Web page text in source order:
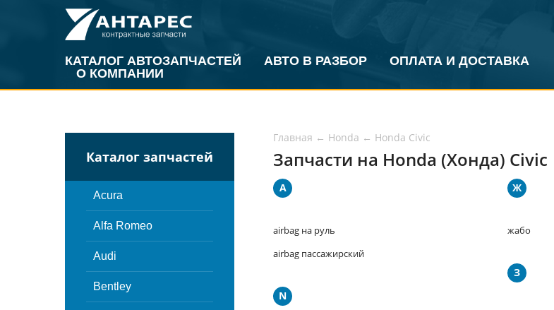
КАТАЛОГ АВТОЗАПЧАСТЕЙ АВТО В РАЗБОР
ОПЛАТА И ДОСТАВКА
О КОМПАНИИ
Каталог запчастей
Acura
Alfa Romeo
Audi
Bentley
Главная ← Honda ← Honda Civic
Запчасти на Honda (Хонда) Civic
A
airbag на руль
airbag пассажирский
N
Ж
жабо
З